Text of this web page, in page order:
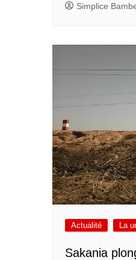
Simplice
Actualité La
Sakania